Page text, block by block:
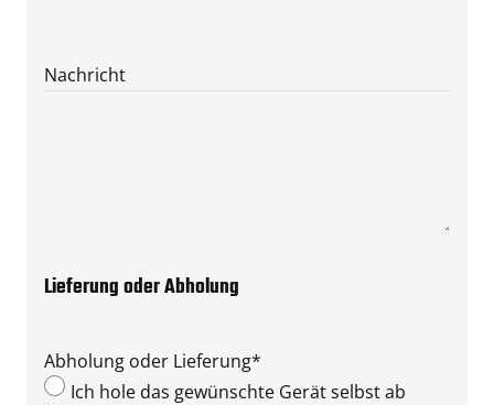
Nachricht
Lieferung oder Abholung
Abholung oder Lieferung*
Ich hole das gewünschte Gerät selbst ab